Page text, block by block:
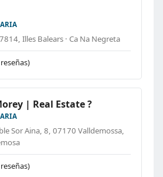
Illes Balears · Ca Na Negreta
| Real Estate ?
Sor Aina, 8, 07170 Valldemossa,